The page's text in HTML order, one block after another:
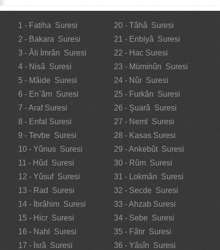
1 - Fatiha Suresi
2 - Bakara Suresi
3 - Âli İmrân Suresi
4 - Nisâ Suresi
5 - Mâide Suresi
6 - En`âm Suresi
7 - Araf Suresi
8 - Enfal Suresi
9 - Tevbe Suresi
10 - Yûnus Suresi
11 - Hûd Suresi
12 - Yûsuf Suresi
13 - Rad Suresi
14 - İbrâhim Suresi
15 - Hicr Suresi
16 - Nahl Suresi
17 - İsrâ Suresi
20 - Tâhâ Suresi
21 - Enbiyâ Suresi
22 - Hac Suresi
23 - Müminûn Suresi
24 - Nûr Suresi
25 - Furkân Suresi
26 - Şuarâ Suresi
27 - Neml Suresi
28 - Kasas Suresi
29 - Ankebût Suresi
30 - Rûm Suresi
31 - Lokmân Suresi
32 - Secde Suresi
33 - Ahzab Suresi
34 - Sebe Suresi
35 - Fâtır Suresi
36 - Yâsîn Suresi